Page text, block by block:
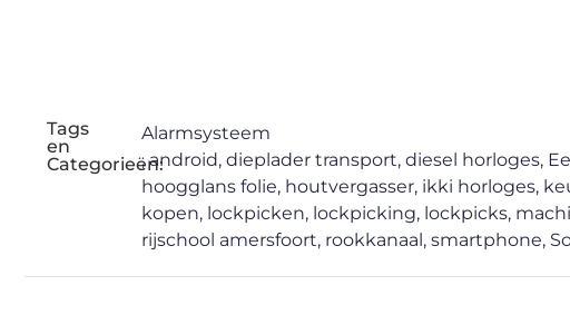
Tags
en
Categorieën:
Alarmsysteem
,android, dieplader transport, diesel horloges,
hoogglans folie, houtvergasser, ikki horloges,
kopen, lockpicken, lockpicking, lockpicks,
rijschool amersfoort, rookkanaal , smartphone,